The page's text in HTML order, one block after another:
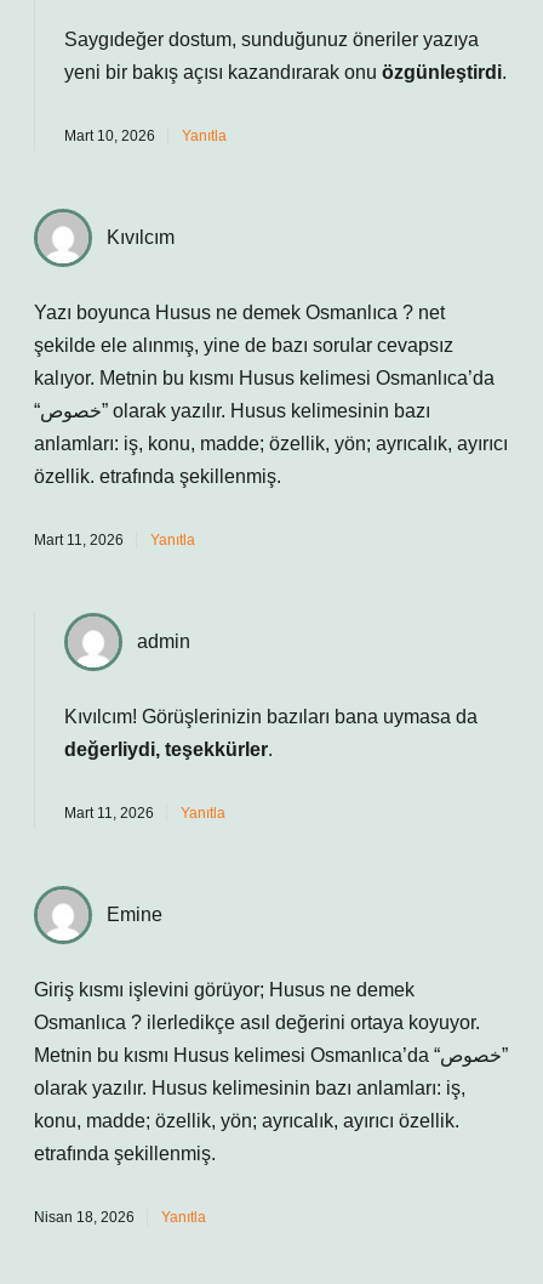
Saygıdeğer dostum, sunduğunuz öneriler yazıya
yeni bir bakış açısı kazandırarak onu özgünleştirdi.
Mart 10, 2026 Yanıtla
Kıvılcım
Yazı boyunca Husus ne demek Osmanlıca ? net
şekilde ele alınmış, yine de bazı sorular cevapsız
kalıyor. Metnin bu kısmı Husus kelimesi Osmanlıca’da
“خصوص” olarak yazılır. Husus kelimesinin bazı
anlamları: iş, konu, madde; özellik, yön; ayrıcalık, ayırıcı
özellik. etrafında şekillenmiş.
Mart 11, 2026 Yanıtla
admin
Kıvılcım! Görüşlerinizin bazıları bana uymasa da
değerliydi, teşekkürler.
Mart 11, 2026 Yanıtla
Emine
Giriş kısmı işlevini görüyor; Husus ne demek
Osmanlıca ? ilerledikçe asıl değerini ortaya koyuyor.
Metnin bu kısmı Husus kelimesi Osmanlıca’da “خصوص”
olarak yazılır. Husus kelimesinin bazı anlamları: iş,
konu, madde; özellik, yön; ayrıcalık, ayırıcı özellik.
etrafında şekillenmiş.
Nisan 18, 2026 Yanıtla